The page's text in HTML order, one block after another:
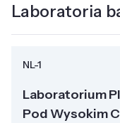
Laboratoria
NL-1
Laboratorium
Pod Wysokim